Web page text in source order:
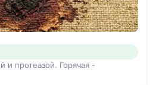
и протеазой. Горячая -